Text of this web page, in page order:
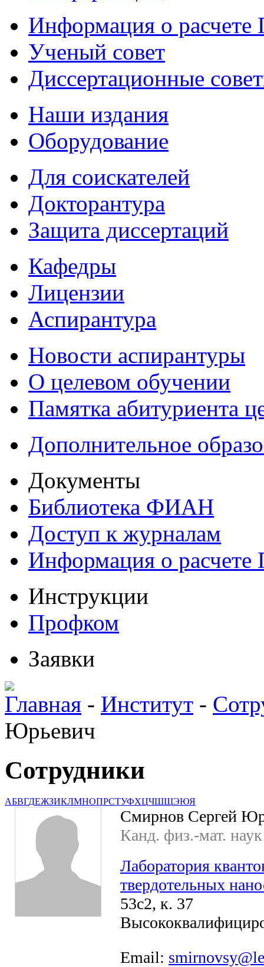
Информация о
Ученый совет
Диссертационные
Наши издания
Оборудование
Для соискателей
Докторантура
Защита диссертаций
Кафедры
Лицензии
Аспирантура
Новости аспирантуры
О целевом обучении
Памятка абитуриента
Дополнительное
Документы
Библиотека ФИАН
Доступ к журналам
Информация о
Инструкции
Профком
Заявки
Главная - Институт -
Юрьевич
Сотрудники
АБВГДЕЖЗИКЛМНОПРСТУФХЦЧШЩЭЮЯ
Смирнов Сергей
Канд. физ.-мат. наук
Лаборатория
твердотельных
53с2, к. 37
Email: